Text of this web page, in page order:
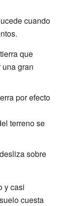
cuando
que
gran
por efecto
terreno se
sobre
y casi
cuesta